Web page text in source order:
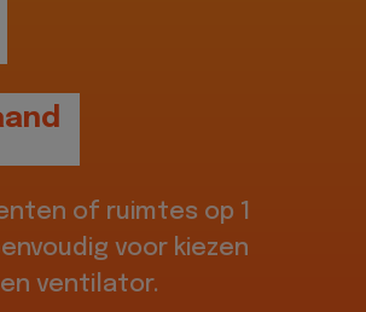
of ruimtes op 1
voor kiezen
ventilator.